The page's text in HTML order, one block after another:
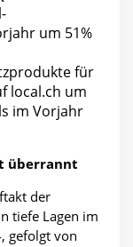
um 51%
für
local.ch um
im Vorjahr
überrannt
der
tiefe Lagen im
gefolgt von